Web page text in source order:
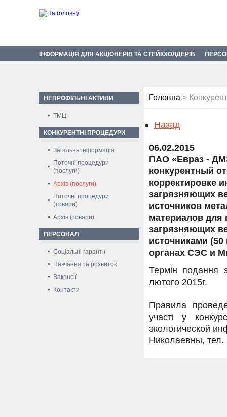
ІНФОРМАЦІЯ ДЛЯ АКЦІОНЕРІВ ТА СТЕЙКХОЛДЕРІВ
НЕПРОФІЛЬНІ АКТИВИ
ТМЦ
КОНКУРЕНТНІ ПРОЦЕДУРИ
Загальна інформація
Поточні процедури
(послуги)
Архів (послуги)
Поточні процедури
(товари)
Архів (товари)
ПЕРСОНАЛ
Соціальні гарантії
Навчання та розвиток
Вакансії
Контакти
Головна >
Назад
06.02.2015
ПАО «Евраз -
конкурентный
корректировке
загрязняющих
источников
материалов
загрязняющих
источниками
органах СЭС и
Термін подання
лютого 2015г.
Правила
участі у
экологической
Николаевны,